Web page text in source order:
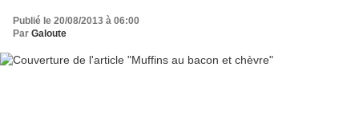
Publié le 20/08/2013 à 06:00
Par Galoute